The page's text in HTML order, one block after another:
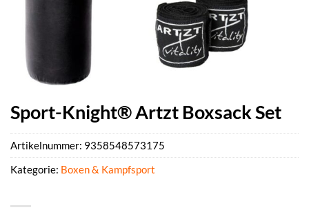
Sport-Knight® Artzt Boxsack Set
Artikelnummer: 9358548573175
Kategorie: Boxen & Kampfsport